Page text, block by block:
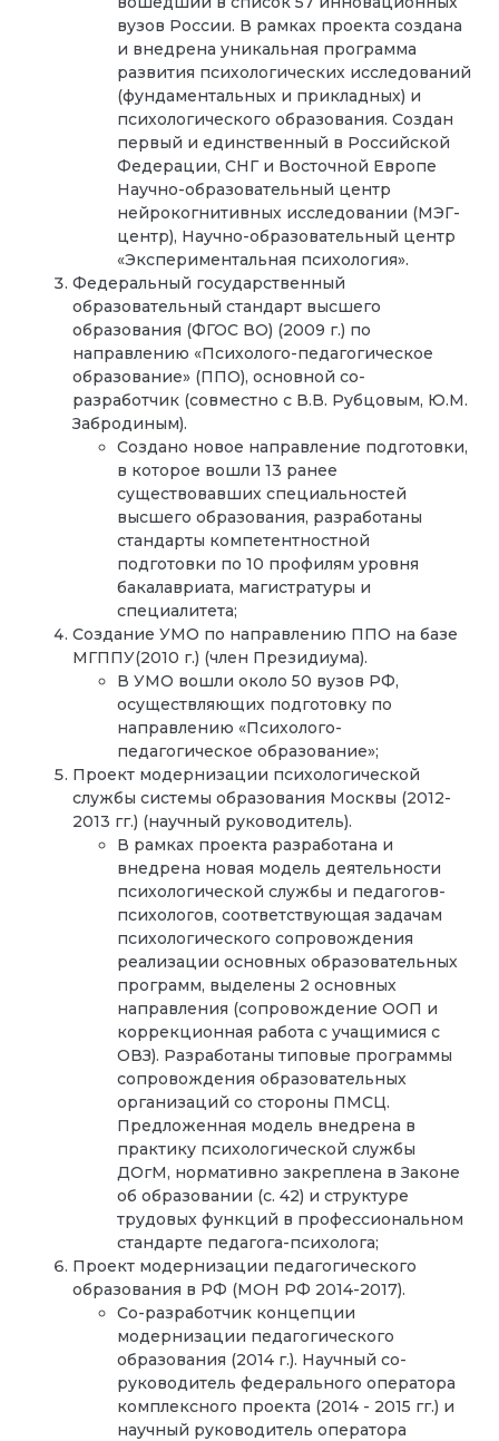
вузов России. В рамках проекта создана
и внедрена уникальная программа
развития психологических исследований
(фундаментальных и прикладных) и
психологического образования. Создан
первый и единственный в Российской
Федерации, СНГ и Восточной Европе
Научно-образовательный центр
нейрокогнитивных исследовании (МЭГ-
центр), Научно-образовательный центр
«Экспериментальная психология».
Федеральный государственный
образовательный стандарт высшего
образования (ФГОС ВО) (2009 г.) по
направлению «Психолого-педагогическое
образование» (ППО), основной со-
разработчик (совместно с В.В. Рубцовым, Ю.М.
Забродиным).
Создано новое направление подготовки,
в которое вошли 13 ранее
существовавших специальностей
высшего образования, разработаны
стандарты компетентностной
подготовки по 10 профилям уровня
бакалавриата, магистратуры и
специалитета;
Создание УМО по направлению ППО на базе
МГППУ(2010 г.) (член Президиума).
В УМО вошли около 50 вузов РФ,
осуществляющих подготовку по
направлению «Психолого-
педагогическое образование»;
Проект модернизации психологической
службы системы образования Москвы (2012-
2013 гг.) (научный руководитель).
В рамках проекта разработана и
внедрена новая модель деятельности
психологической службы и педагогов-
психологов, соответствующая задачам
психологического сопровождения
реализации основных образовательных
программ, выделены 2 основных
направления (сопровождение ООП и
коррекционная работа с учащимися с
ОВЗ). Разработаны типовые программы
сопровождения образовательных
организаций со стороны ПМСЦ.
Предложенная модель внедрена в
практику психологической службы
ДОгМ, нормативно закреплена в Законе
об образовании (с. 42) и структуре
трудовых функций в профессиональном
стандарте педагога-психолога;
Проект модернизации педагогического
образования в РФ (МОН РФ 2014-2017).
Со-разработчик концепции
модернизации педагогического
образования (2014 г.). Научный со-
руководитель федерального оператора
комплексного проекта (2014 - 2015 гг.) и
научный руководитель оператора